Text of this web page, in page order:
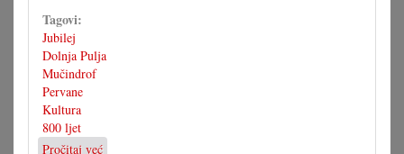
Tagovi:
Jubilej
Dolnja Pulja
Mučindrof
Pervane
Kultura
800 ljet
Pročitaj već